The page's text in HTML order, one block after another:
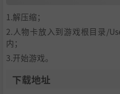
1.解压缩；
2.人物卡放入到游戏根目录/
内；
3.开始游戏。
下载地址